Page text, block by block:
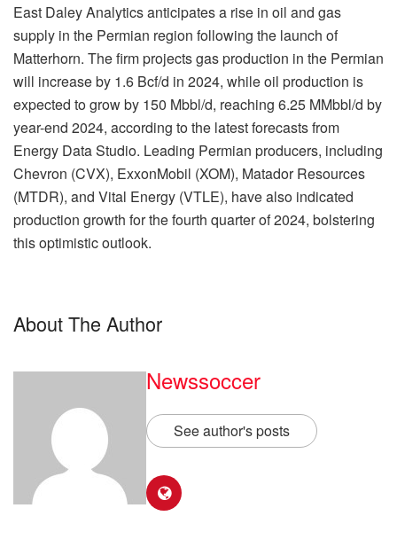
East Daley Analytics anticipates a rise in oil and gas
supply in the Permian region following the launch of
Matterhorn. The firm projects gas production in the Permian
will increase by 1.6 Bcf/d in 2024, while oil production is
expected to grow by 150 Mbbl/d, reaching 6.25 MMbbl/d by
year-end 2024, according to the latest forecasts from
Energy Data Studio. Leading Permian producers, including
Chevron (CVX), ExxonMobil (XOM), Matador Resources
(MTDR), and Vital Energy (VTLE), have also indicated
production growth for the fourth quarter of 2024, bolstering
this optimistic outlook.
About The Author
Newssoccer
See author's posts